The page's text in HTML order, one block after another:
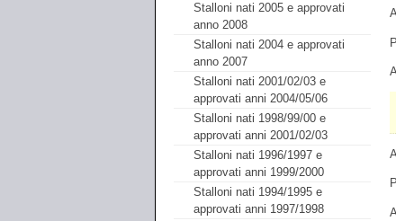
Stalloni nati 2005 e approvati
anno 2008
Stalloni nati 2004 e approvati
anno 2007
Stalloni nati 2001/02/03 e
approvati anni 2004/05/06
Stalloni nati 1998/99/00 e
approvati anni 2001/02/03
Stalloni nati 1996/1997 e
approvati anni 1999/2000
Stalloni nati 1994/1995 e
approvati anni 1997/1998